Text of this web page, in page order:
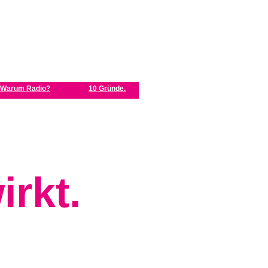
Warum Radio? 10 Gründe.